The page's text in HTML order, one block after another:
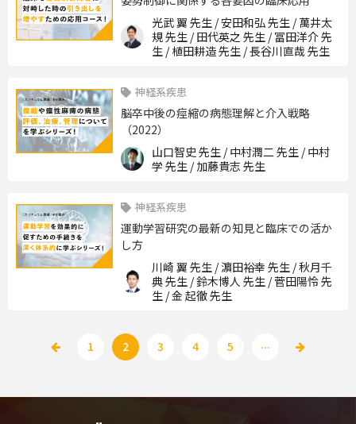
光武 翼 先生 / 安田和弘 先生 / 萬井太
規 先生 / 田代英之 先生 / 冨田洋介 先
生 / 植田耕造 先生 / 長谷川直哉 先生
神経系疾患
脳卒中後の痙縮の病態理解と介入戦略
（2022）
山口智史 先生 / 中村潤二 先生 / 中村
学 先生 / 加藤貴志 先生
神経系疾患
運動学習研究の最新の知見と臨床での活か
し方
川崎 翼 先生 / 濵田裕幸 先生 / 秋月千
典 先生 / 鈴木博人 先生 / 菅田陽怜 先
生 / 金 起徹 先生
1 2 3 4 5 ...